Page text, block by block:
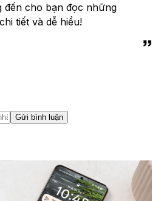
đến cho bạn đọc những
tiết và dễ hiểu!
Gửi bình luận